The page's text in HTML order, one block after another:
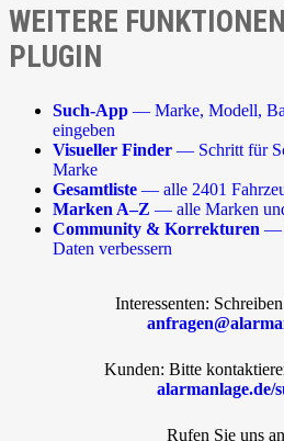
WEITERE
PLUGIN
Such-App — Marke, Modell,
eingeben
Visueller Finder — Schritt für
Marke
Gesamtliste — alle 2401
Marken A–Z — alle Marken
Community & Korrekturen —
Daten verbessern
Interessenten:
Kunden: Bitte
alarmanlage.de/
Rufen Sie uns